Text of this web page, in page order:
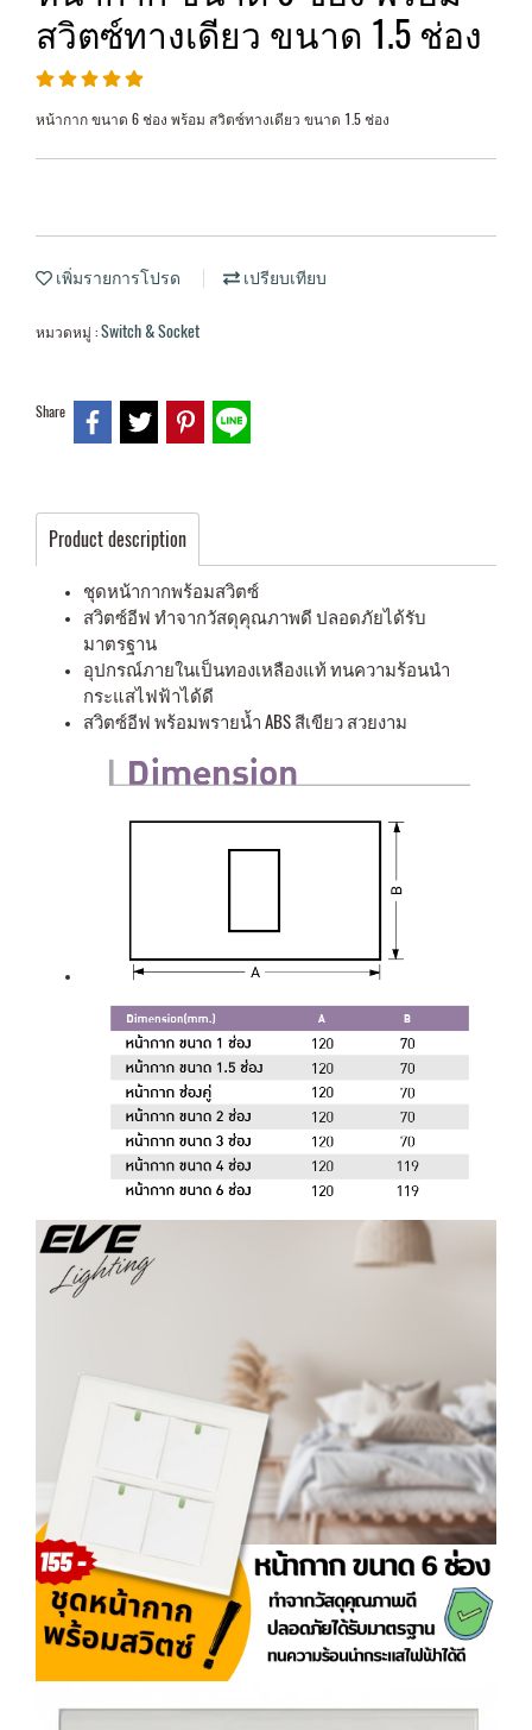
สวิตซ์ทางเดียว ขนาด 1.5 ช่อง
หน้ากาก ขนาด 6 ช่อง พร้อม สวิตซ์ทางเดียว ขนาด 1.5 ช่อง
เพิ่มรายการโปรด เปรียบเทียบ
หมวดหมู่ :Switch & Socket
Share
Product description
ชุดหน้ากากพร้อมสวิตซ์
สวิตซ์อีฟ ทำจากวัสดุคุณภาพดี ปลอดภัยได้รับ
มาตรฐาน
อุปกรณ์ภายในเป็นทองเหลืองแท้ ทนความร้อนนำ
กระแสไฟฟ้าได้ดี
สวิตซ์อีฟ พร้อมพรายน้ำ ABS สีเขียว สวยงาม